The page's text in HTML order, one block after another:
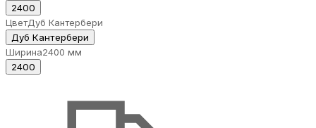
2400
ЦветДуб Кантербери
Дуб Кантербери
Ширина2400 мм
2400